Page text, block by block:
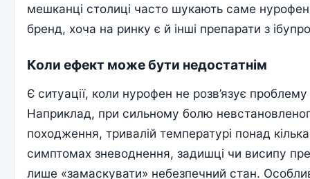
мешканці столиці часто шукають саме
бренд, хоча на ринку є й інші препарати з
Коли ефект може бути недостатнім
Є ситуації, коли нурофен не розв’язує
Наприклад, при сильному болю
походження, тривалій температурі понад
симптомах зневоднення, задишці чи висипу
лише «замаскувати» небезпечний стан.